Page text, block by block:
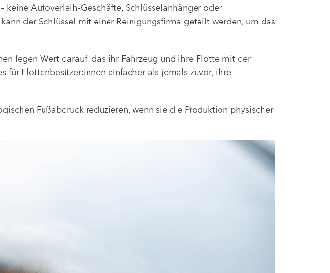
Autoverleih-Geschäfte, Schlüsselanhänger oder
der Schlüssel mit einer Reinigungsfirma geteilt werden, um das
legen Wert darauf, das ihr Fahrzeug und ihre Flotte mit der
für Flottenbesitzer:innen einfacher als jemals zuvor, ihre
Fußabdruck reduzieren, wenn sie die Produktion physischer